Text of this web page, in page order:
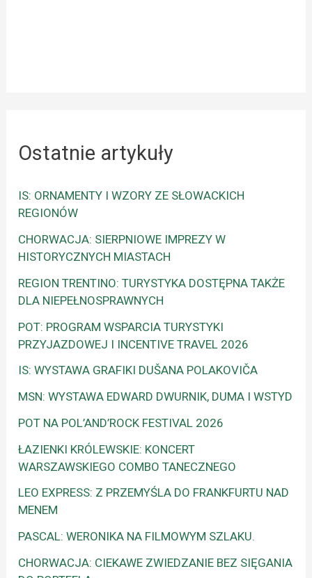
Ostatnie artykuły
IS: ORNAMENTY I WZORY ZE SŁOWACKICH
REGIONÓW
CHORWACJA: SIERPNIOWE IMPREZY W
HISTORYCZNYCH MIASTACH
REGION TRENTINO: TURYSTYKA DOSTĘPNA TAKŻE
DLA NIEPEŁNOSPRAWNYCH
POT: PROGRAM WSPARCIA TURYSTYKI
PRZYJAZDOWEJ I INCENTIVE TRAVEL 2026
IS: WYSTAWA GRAFIKI DUŠANA POLAKOVIČA
MSN: WYSTAWA EDWARD DWURNIK, DUMA I WSTYD
POT NA POL’AND’ROCK FESTIVAL 2026
ŁAZIENKI KRÓLEWSKIE: KONCERT
WARSZAWSKIEGO COMBO TANECZNEGO
LEO EXPRESS: Z PRZEMYŚLA DO FRANKFURTU NAD
MENEM
PASCAL: WERONIKA NA FILMOWYM SZLAKU.
CHORWACJA: CIEKAWE ZWIEDZANIE BEZ SIĘGANIA